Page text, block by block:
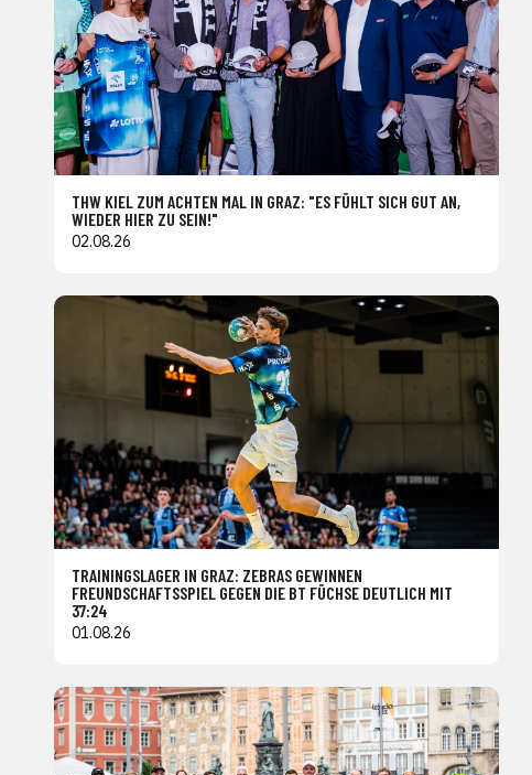
THW KIEL ZUM ACHTEN MAL IN GRAZ: "ES FÜHLT SICH GUT AN,
WIEDER HIER ZU SEIN!"
02.08.26
TRAININGSLAGER IN GRAZ: ZEBRAS GEWINNEN
FREUNDSCHAFTSSPIEL GEGEN DIE BT FÜCHSE DEUTLICH MIT
37:24
01.08.26